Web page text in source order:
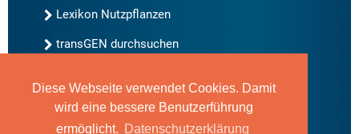
Diese Webseite verwendet Cookies. Damit
wird eine bessere Benutzerführung
ermöglicht. Datenschutzerklärung
Lexikon Nutzpflanzen
transGEN durchsuchen
Neu bei transGEN